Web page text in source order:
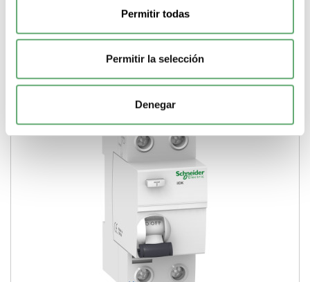
Permitir todas
Permitir la selección
Denegar